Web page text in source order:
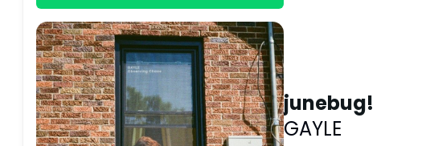
junebug!
GAYLE